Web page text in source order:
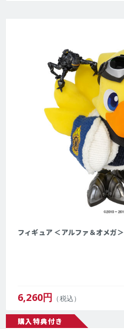
フィギュア ＜アルファ＆オメガ＞
6,260円 （税込）
購入特典付き